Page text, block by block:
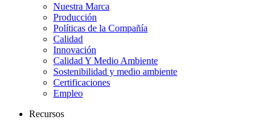
Nuestra Marca
Producción
Políticas de la Compañía
Calidad
Innovación
Calidad Y Medio Ambiente
Sostenibilidad y medio ambiente
Certificaciones
Empleo
Recursos